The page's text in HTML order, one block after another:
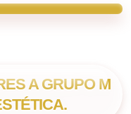
A GRUPO M